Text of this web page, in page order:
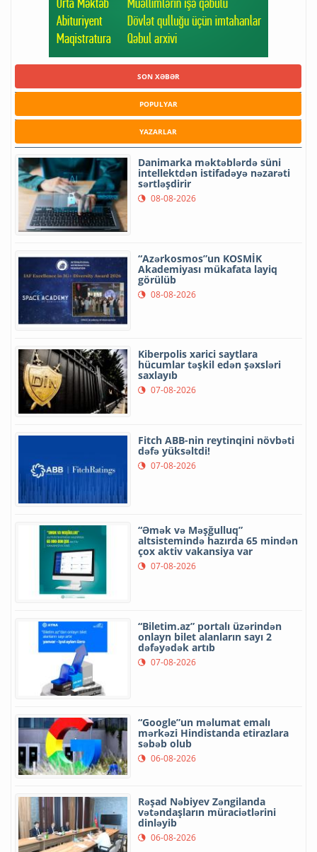
SON XƏBƏR
POPULYAR
YAZARLAR
Danimarka məktəblərdə süni
intellektdən istifadəyə nəzarəti
sərtləşdirir
08-08-2026
“Azərkosmos”un KOSMİK
Akademiyası mükafata layiq
görülüb
08-08-2026
Kiberpolis xarici saytlara
hücumlar təşkil edən şəxsləri
saxlayıb
07-08-2026
Fitch ABB-nin reytinqini növbəti
dəfə yüksəltdi!
07-08-2026
“Əmək və Məşğulluq”
altsistemində hazırda 65 mindən
çox aktiv vakansiya var
07-08-2026
“Biletim.az” portalı üzərindən
onlayn bilet alanların sayı 2
dəfəyədək artıb
07-08-2026
“Google”un məlumat emalı
mərkəzi Hindistanda etirazlara
səbəb olub
06-08-2026
Rəşad Nəbiyev Zəngilanda
vətəndaşların müraciətlərini
dinləyib
06-08-2026